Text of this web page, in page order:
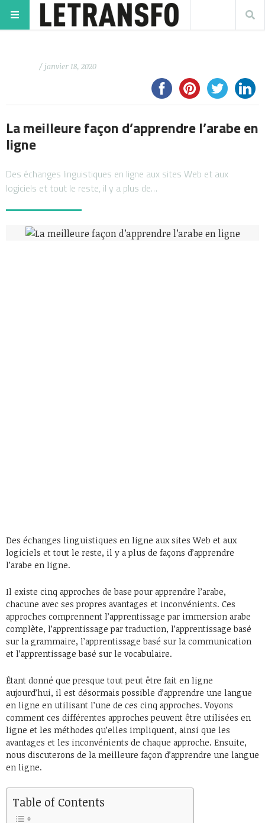
/ janvier 18, 2020
La meilleure façon d’apprendre l’arabe en
ligne
Des échanges linguistiques en ligne aux sites Web et aux
logiciels et tout le reste, il y a plus de…
Des échanges linguistiques en ligne aux sites Web et aux
logiciels et tout le reste, il y a plus de façons d’apprendre
l’arabe en ligne.
Il existe cinq approches de base pour apprendre l’arabe,
chacune avec ses propres avantages et inconvénients. Ces
approches comprennent l’apprentissage par immersion arabe
complète, l’apprentissage par traduction, l’apprentissage basé
sur la grammaire, l’apprentissage basé sur la communication
et l’apprentissage basé sur le vocabulaire.
Étant donné que presque tout peut être fait en ligne
aujourd’hui, il est désormais possible d’apprendre une langue
en ligne en utilisant l’une de ces cinq approches. Voyons
comment ces différentes approches peuvent être utilisées en
ligne et les méthodes qu’elles impliquent, ainsi que les
avantages et les inconvénients de chaque approche. Ensuite,
nous discuterons de la meilleure façon d’apprendre une langue
en ligne.
Table of Contents